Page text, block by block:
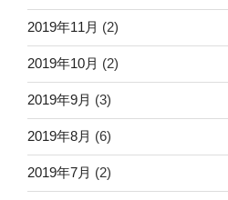
2019年11月 (2)
2019年10月 (2)
2019年9月 (3)
2019年8月 (6)
2019年7月 (2)